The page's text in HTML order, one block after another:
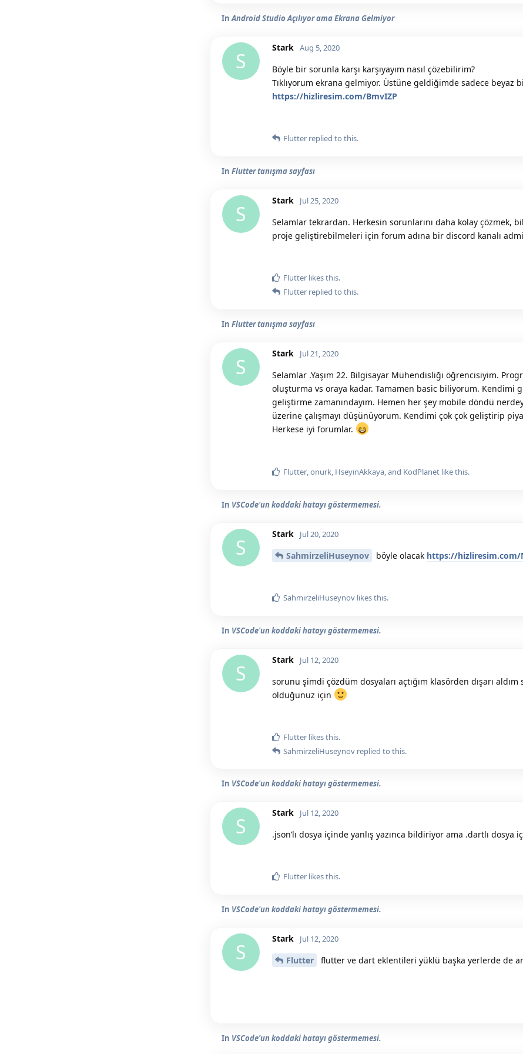
InAndroid Studio Açılıyor ama Ekrana Gelmiyor
S
Stark Aug 5, 2020
Böyle bir sorunla karşı karşıyayım nasıl çözebilirim?
Tıklıyorum ekrana gelmiyor. Üstüne geldiğimde sadece beyaz
https://hizliresim.com/BmvIZP
Flutter replied to this.
In Flutter tanışma sayfası
S
Stark Jul 25, 2020
Selamlar tekrardan. Herkesin sorunlarını daha kolay
proje geliştirebilmeleri için forum adına bir discord kanalı
Flutter likes this.
Flutter replied to this.
In Flutter tanışma sayfası
S
Stark Jul 21, 2020
Selamlar .Yaşım 22. Bilgisayar Mühendisliği öğrencisiyim.
oluşturma vs oraya kadar. Tamamen basic biliyorum. Kendimi
geliştirme zamanındayım. Hemen her şey mobile döndü
üzerine çalışmayı düşünüyorum. Kendimi çok çok geliştirip
Herkese iyi forumlar.
Flutter,onurk, HseyinAkkaya, and KodPlanet like this.
In VSCode'un koddaki hatayı göstermemesi.
S
Stark Jul 20, 2020
SahmirzeliHuseynov böyle olacak https://hizliresim.com/
SahmirzeliHuseynov likes this.
In VSCode'un koddaki hatayı göstermemesi.
S
Stark Jul 12, 2020
sorunu şimdi çözdüm dosyaları açtığım klasörden dışarı
olduğunuz için
Flutter likes this.
SahmirzeliHuseynov replied to this.
In VSCode'un koddaki hatayı göstermemesi.
S
Stark Jul 12, 2020
.json’lı dosya içinde yanlış yazınca bildiriyor ama .dartlı dosya
Flutter likes this.
In VSCode'un koddaki hatayı göstermemesi.
S
Stark Jul 12, 2020
Flutter flutter ve dart eklentileri yüklü başka yerlerde de
In VSCode'un koddaki hatayı göstermemesi.